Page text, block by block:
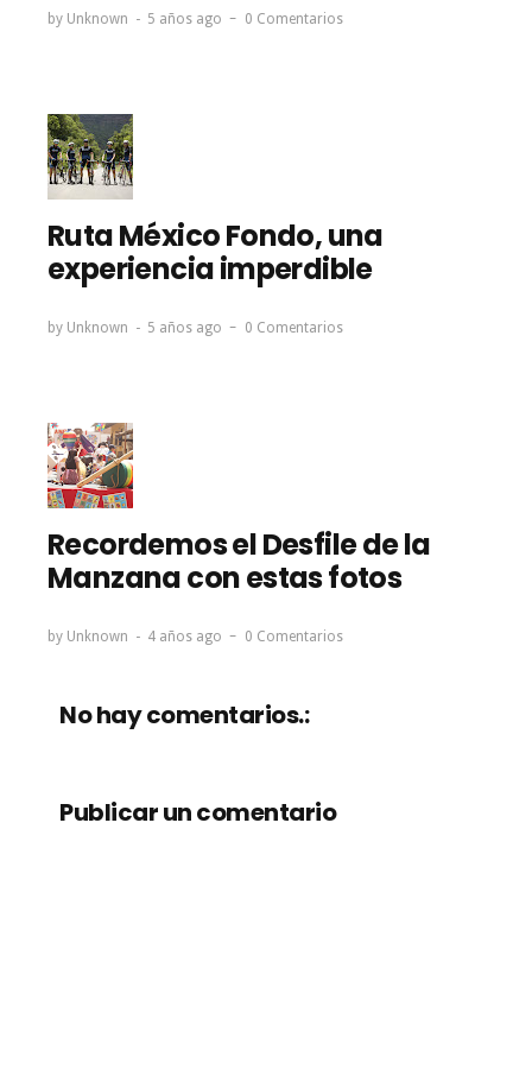
by Unknown 5 años ago 0 Comentarios
Ruta México Fondo, una
experiencia imperdible
by Unknown 5 años ago 0 Comentarios
Recordemos el Desfile de la
Manzana con estas fotos
by Unknown 4 años ago 0 Comentarios
No hay comentarios.:
Publicar un comentario